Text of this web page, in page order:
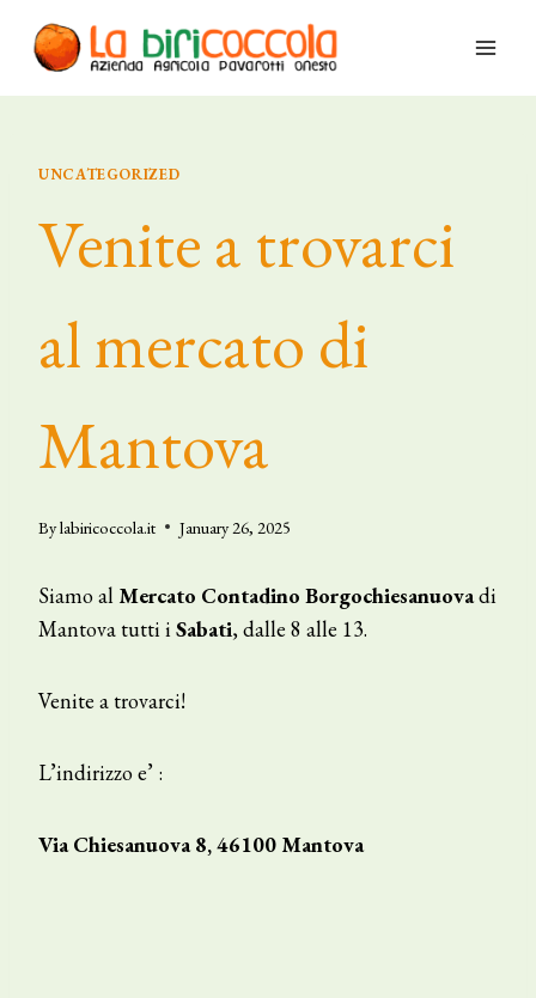
UNCATEGORIZED
Venite a trovarci
al mercato di
Mantova
Bylabiricoccola.it January 26, 2025
Siamo al Mercato Contadino Borgochiesanuovadi
Mantova tutti iSabati, dalle 8 alle 13.
Venite a trovarci!
L’indirizzo e’ :
Via Chiesanuova 8, 46100 Mantova